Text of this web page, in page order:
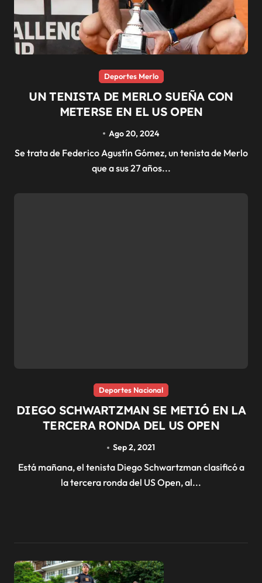
Deportes Merlo
UN TENISTA DE MERLO SUEÑA CON
METERSE EN EL US OPEN
Ago 20, 2024
Se trata de Federico Agustín Gómez, un tenista de Merlo
que a sus 27 años...
Deportes Nacional
DIEGO SCHWARTZMAN SE METIÓ EN LA
TERCERA RONDA DEL US OPEN
Sep 2, 2021
Está mañana, el tenista Diego Schwartzman clasificó a
la tercera ronda del US Open, al...